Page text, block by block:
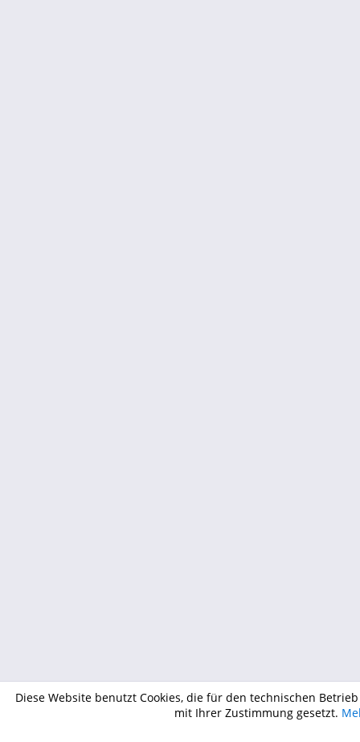
Diese Website benutzt Cookies, die für den technischen
mit Ihrer Zustimmung gesetzt.